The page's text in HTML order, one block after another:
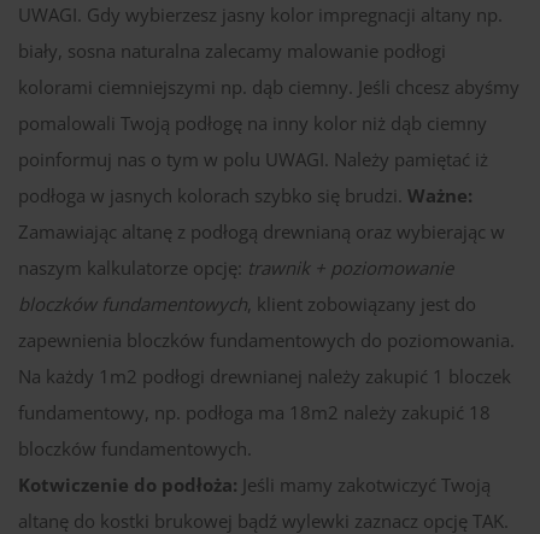
UWAGI. Gdy wybierzesz jasny kolor impregnacji altany np.
biały, sosna naturalna zalecamy malowanie podłogi
kolorami ciemniejszymi np. dąb ciemny. Jeśli chcesz abyśmy
pomalowali Twoją podłogę na inny kolor niż dąb ciemny
poinformuj nas o tym w polu UWAGI. Należy pamiętać iż
podłoga w jasnych kolorach szybko się brudzi. Ważne:
Zamawiając altanę z podłogą drewnianą oraz wybierając w
naszym kalkulatorze opcję: trawnik + poziomowanie
bloczków fundamentowych, klient zobowiązany jest do
zapewnienia bloczków fundamentowych do poziomowania.
Na każdy 1m2 podłogi drewnianej należy zakupić 1 bloczek
fundamentowy, np. podłoga ma 18m2 należy zakupić 18
bloczków fundamentowych.
Kotwiczenie do podłoża: Jeśli mamy zakotwiczyć Twoją
altanę do kostki brukowej bądź wylewki zaznacz opcję TAK.